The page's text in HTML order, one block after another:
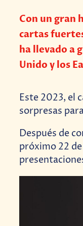
Con un gran
cartas
ha llevado a
Unido y los
Este 2023, el
sorpresas
Después de
próximo 22